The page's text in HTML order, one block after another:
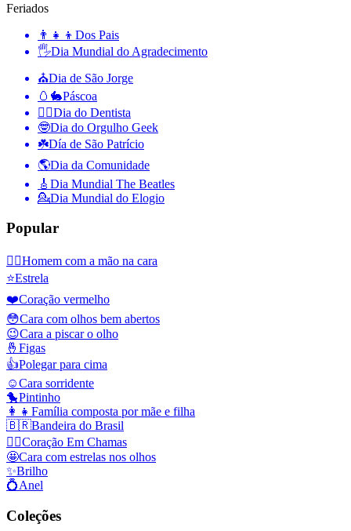
Feriados
👨‍👧‍👦 Dos Pais
🖐Dia Mundial do Agradecimento
⛪️Dia de São Jorge
🥚🐇Páscoa
👨‍⚕️Dia do Dentista
🤓Dia do Orgulho Geek
☘️Día de São Patrício
🌎Dia da Comunidade
🎸 Dia Mundial The Beatles
💁Dia Mundial do Elogio
Popular
🤦‍♂️Homem com a mão na cara
⭐Estrela
❤️Coração vermelho
😳Cara com olhos bem abertos
😉Cara a piscar o olho
🤞 Figas
👍Polegar para cima
☺️Cara sorridente
🐤Pintinho
👩‍👧 Família composta por mãe e filha
🇧🇷Bandeira do Brasil
❤️‍🔥Coração Em Chamas
🤩Cara com estrelas nos olhos
✨Brilho
💍Anel
Coleções